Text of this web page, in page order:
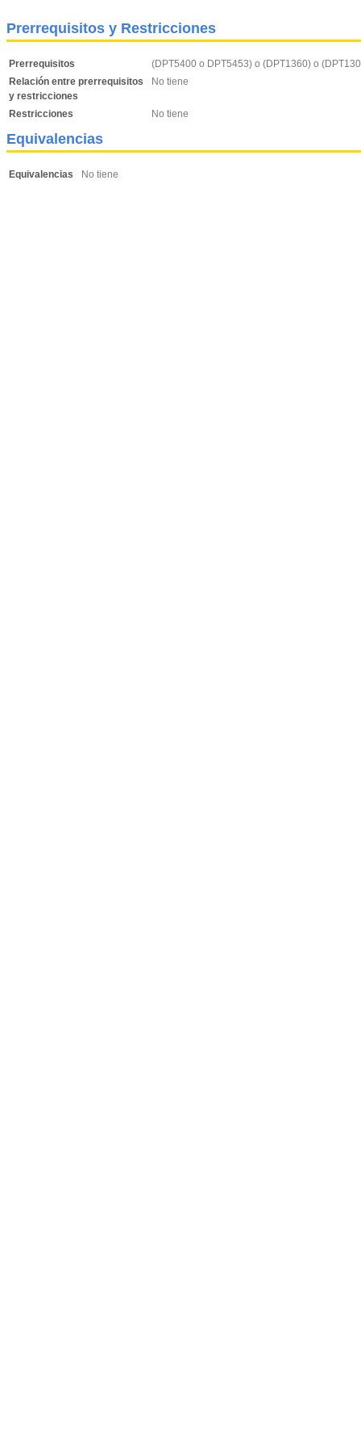
Prerrequisitos y Restricciones
Prerrequisitos
(DPT5400 o DPT5453) o (DPT1360) o
Relación entre prerrequisitos
y restricciones
No tiene
Restricciones No tiene
Equivalencias
Equivalencias No tiene